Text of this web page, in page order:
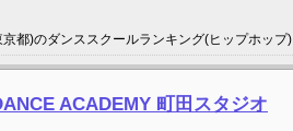
都)のダンススクールランキング(ヒップホップ)
ACADEMY 町田スタジオ